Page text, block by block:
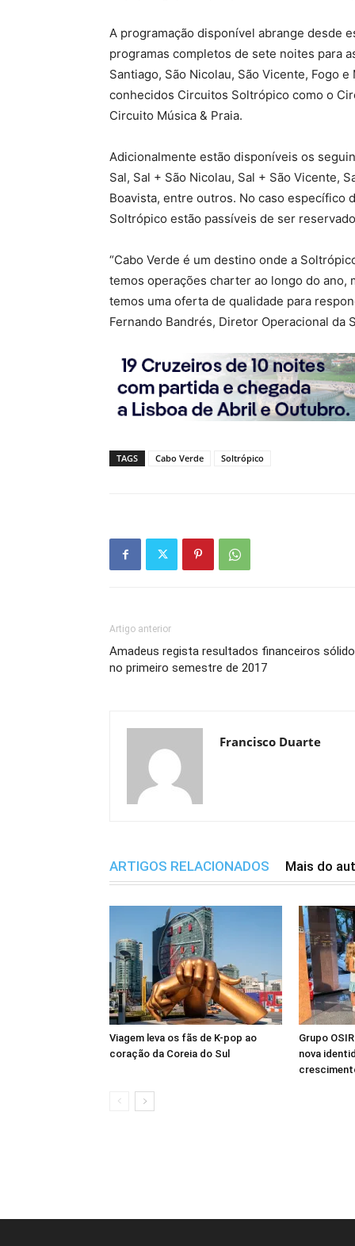
A programação disponível abrange desde
programas completos de sete noites para
Santiago, São Nicolau, São Vicente, Fogo
conhecidos Circuitos Soltrópico como o
Circuito Música & Praia.
Adicionalmente estão disponíveis os
Sal, Sal + São Nicolau, Sal + São Vicente,
Boavista, entre outros. No caso específico
Soltrópico estão passíveis de ser
“Cabo Verde é um destino onde a
temos operações charter ao longo do ano,
temos uma oferta de qualidade para
Fernando Bandrés, Diretor Operacional da
TAGS Cabo Verde Soltrópico
Artigo anterior
Amadeus regista resultados financeiros
no primeiro semestre de 2017
Francisco Duarte
ARTIGOS RELACIONADOS Mais do
Viagem leva os fãs de K-pop ao
coração da Coreia do Sul
Grupo
nova